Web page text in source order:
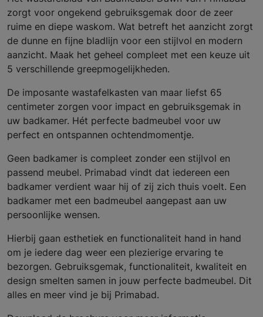
zorgt voor ongekend gebruiksgemak door de zeer
ruime en diepe waskom. Wat betreft het aanzicht zorgt
de dunne en fijne bladlijn voor een stijlvol en modern
aanzicht. Maak het geheel compleet met een keuze uit
5 verschillende greepmogelijkheden.
De imposante wastafelkasten van maar liefst 65
centimeter zorgen voor impact en gebruiksgemak in
uw badkamer. Hét perfecte badmeubel voor uw
perfect en ontspannen ochtendmomentje.
Geen badkamer is compleet zonder een stijlvol en
passend meubel. Primabad vindt dat iedereen een
badkamer verdient waar hij of zij zich thuis voelt. Een
badkamer met een badmeubel aangepast aan uw
persoonlijke wensen.
Hierbij gaan esthetiek en functionaliteit hand in hand
om je iedere dag weer een plezierige ervaring te
bezorgen. Gebruiksgemak, functionaliteit, kwaliteit en
design smelten samen in jouw perfecte badmeubel. Dit
alles en meer vind je bij Primabad.